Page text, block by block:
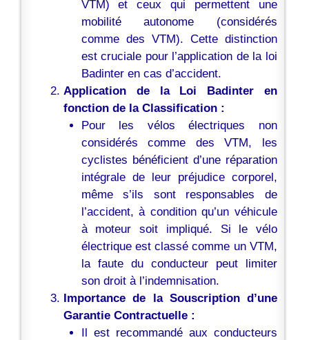
VTM) et ceux qui permettent une
mobilité autonome (considérés
comme des VTM). Cette distinction
est cruciale pour l’application de la loi
Badinter en cas d’accident.
Application de la Loi Badinter en
fonction de la Classification :
Pour les vélos électriques non
considérés comme des VTM, les
cyclistes bénéficient d’une réparation
intégrale de leur préjudice corporel,
même s’ils sont responsables de
l’accident, à condition qu’un véhicule
à moteur soit impliqué. Si le vélo
électrique est classé comme un VTM,
la faute du conducteur peut limiter
son droit à l’indemnisation.
Importance de la Souscription d’une
Garantie Contractuelle :
Il est recommandé aux conducteurs